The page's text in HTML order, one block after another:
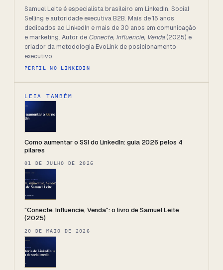
Samuel Leite é especialista brasileiro em LinkedIn, Social
Selling e autoridade executiva B2B. Mais de 15 anos
dedicados ao LinkedIn e mais de 30 anos em comunicação
e marketing. Autor de Conecte, Influencie, Venda (2025) e
criador da metodologia EvoLink de posicionamento
executivo.
PERFIL NO LINKEDIN
LEIA TAMBÉM
Como aumentar o SSI do LinkedIn: guia 2026 pelos 4
pilares
01 DE JULHO DE 2026
"Conecte, Influencie, Venda": o livro de Samuel Leite
(2025)
20 DE MAIO DE 2026